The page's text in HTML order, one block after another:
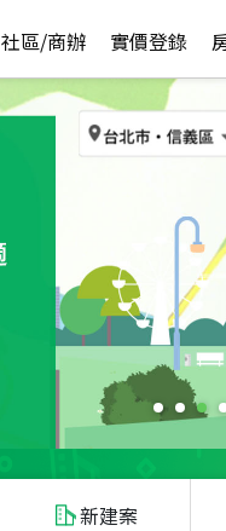
社區/商辦 實價登錄
新建案